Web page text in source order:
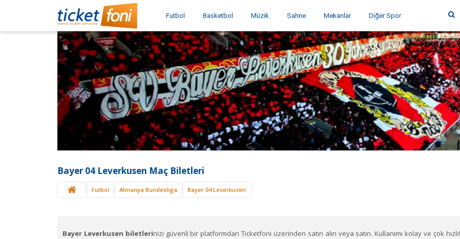
Futbol Basketbol Müzik Sahne Mekanlar Diğer Spor
Bayer 04 Leverkusen Maç Biletleri
Futbol Almanya Bundesliga Bayer 04 Leverkusen
Bayer Leverkusen biletlerinizi güvenli bir platformdan Ticketfoni üzerinden satın alın veya satın. Kullanımı kolay ve çok hızlı!